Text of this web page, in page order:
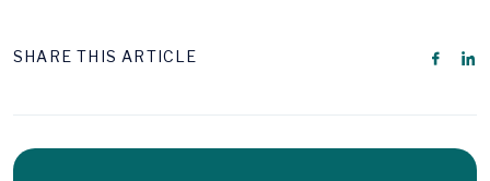
SHARE THIS ARTICLE